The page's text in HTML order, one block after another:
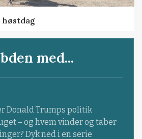
med...
Donald Trumps politik
– og hvem vinder og taber
Dyk ned i en serie